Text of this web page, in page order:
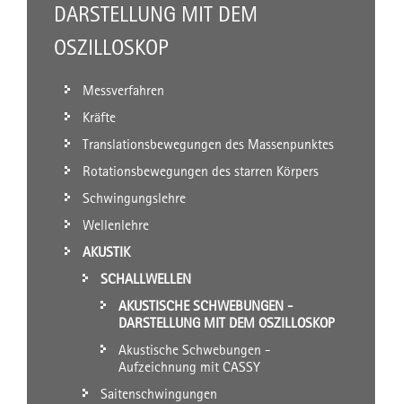
DARSTELLUNG MIT DEM
OSZILLOSKOP
Messverfahren
Kräfte
Translationsbewegungen des Massenpunktes
Rotationsbewegungen des starren Körpers
Schwingungslehre
Wellenlehre
AKUSTIK
SCHALLWELLEN
AKUSTISCHE SCHWEBUNGEN -
DARSTELLUNG MIT DEM OSZILLOSKOP
Akustische Schwebungen -
Aufzeichnung mit CASSY
Saitenschwingungen